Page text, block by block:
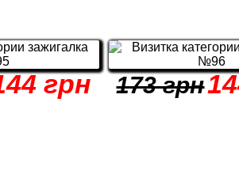
грн 173 грн